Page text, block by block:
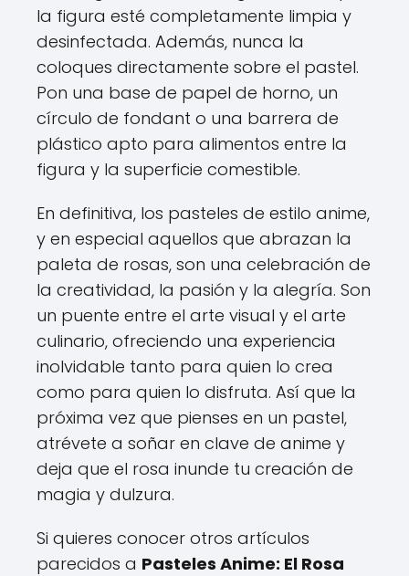
la figura esté completamente limpia y
desinfectada. Además, nunca la
coloques directamente sobre el pastel.
Pon una base de papel de horno, un
círculo de fondant o una barrera de
plástico apto para alimentos entre la
figura y la superficie comestible.
En definitiva, los pasteles de estilo anime,
y en especial aquellos que abrazan la
paleta de rosas, son una celebración de
la creatividad, la pasión y la alegría. Son
un puente entre el arte visual y el arte
culinario, ofreciendo una experiencia
inolvidable tanto para quien lo crea
como para quien lo disfruta. Así que la
próxima vez que pienses en un pastel,
atrévete a soñar en clave de anime y
deja que el rosa inunde tu creación de
magia y dulzura.
Si quieres conocer otros artículos
parecidos a Pasteles Anime: El Rosa